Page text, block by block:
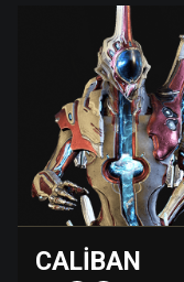
CALIBAN